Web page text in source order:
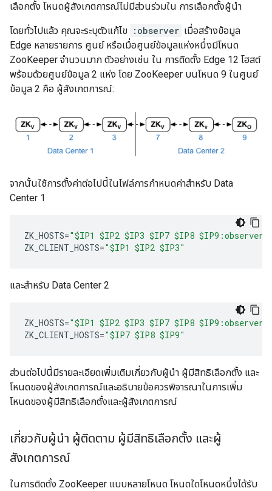
เลือกตั้ง โหนดผู้สังเกตการณ์ไม่มีส่วนร่วมใน การเลือกตั้งผู้นำ
โดยทั่วไปแล้ว คุณจะระบุตัวแก้ไข :observer เมื่อสร้างข้อมูล
Edge หลายรายการ ศูนย์ หรือเมื่อศูนย์ข้อมูลแห่งหนึ่งมีโหนด
ZooKeeper จำนวนมาก ตัวอย่างเช่น ใน การติดตั้ง Edge 12 โฮสต์
พร้อมด้วยศูนย์ข้อมูล 2 แห่ง โดย ZooKeeper บนโหนด 9 ในศูนย์
ข้อมูล 2 คือ ผู้สังเกตการณ์:
จากนั้นใช้การตั้งค่าต่อไปนี้ในไฟล์การกำหนดค่าสำหรับ Data
Center 1
ZK_HOSTS="$IP1 $IP2 $IP3 $IP7 $IP8 $IP9:observer"
ZK_CLIENT_HOSTS="$IP1 $IP2 $IP3"
และสำหรับ Data Center 2
ZK_HOSTS="$IP1 $IP2 $IP3 $IP7 $IP8 $IP9:observer"
ZK_CLIENT_HOSTS="$IP7 $IP8 $IP9"
ส่วนต่อไปนี้มีรายละเอียดเพิ่มเติมเกี่ยวกับผู้นำ ผู้มีสิทธิเลือกตั้ง และ
โหนดของผู้สังเกตการณ์และอธิบายข้อควรพิจารณาในการเพิ่ม
โหนดของผู้มีสิทธิเลือกตั้งและผู้สังเกตการณ์
เกี่ยวกับผู้นำ ผู้ติดตาม ผู้มีสิทธิเลือกตั้ง และผู้
สังเกตการณ์
ในการติดตั้ง ZooKeeper แบบหลายโหนด โหนดใดโหนดหนึ่งได้รับ